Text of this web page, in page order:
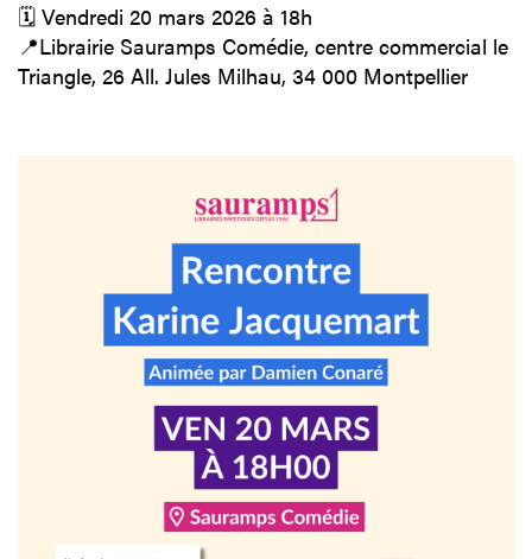
🗓️ Vendredi 20 mars 2026 à 18h
📍Librairie Sauramps Comédie, centre commercial le
Triangle, 26 All. Jules Milhau, 34 000 Montpellier